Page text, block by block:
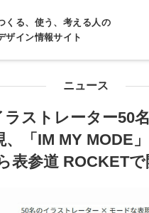
くる、使う、考える人の
ザイン情報サイト
ュー
ニュース
ラストレーター50
、「IM MY MODE
表参道 ROCKETで